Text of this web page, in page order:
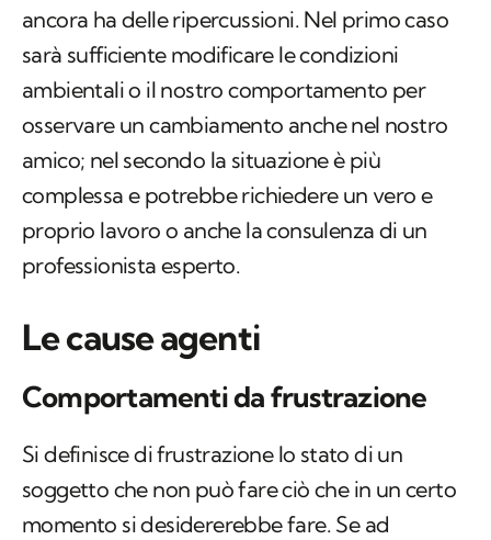
ancora ha delle ripercussioni. Nel primo caso
sarà sufficiente modificare le condizioni
ambientali o il nostro comportamento per
osservare un cambiamento anche nel nostro
amico; nel secondo la situazione è più
complessa e potrebbe richiedere un vero e
proprio lavoro o anche la consulenza di un
professionista esperto.
Le cause agenti
Comportamenti da frustrazione
Si definisce di frustrazione lo stato di un
soggetto che non può fare ciò che in un certo
momento si desidererebbe fare. Se ad